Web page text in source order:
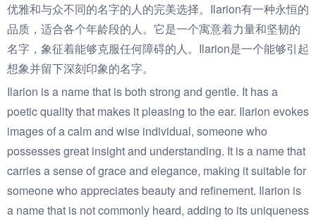
优雅和与众不同的名字的人的完美选择。Ilarion有一种永恒的
品质，适合各个年龄段的人。它是一个寓意着力量和坚韧的
名字，象征着能够克服任何障碍的人。Ilarion是一个能够引起
想象并留下深刻印象的名字。
Ilarion is a name that is both strong and gentle. It has a
poetic quality that makes it pleasing to the ear. Ilarion evokes
images of a calm and wise individual, someone who
possesses great insight and understanding. It is a name that
carries a sense of grace and elegance, making it suitable for
someone who appreciates beauty and refinement. Ilarion is
a name that is not commonly heard, adding to its uniqueness